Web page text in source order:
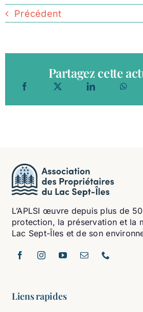
Précédent
Partagez cette
L’APLSI œuvre depuis plus de
protection, la préservation et la
Lac Sept-Îles et de son
Liens rapides